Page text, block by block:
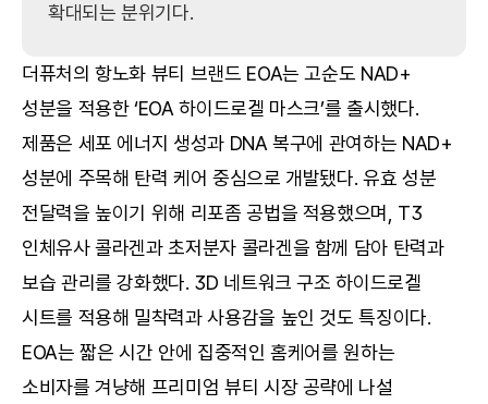
확대되는 분위기다.
더퓨처의 항노화 뷰티 브랜드 EOA는 고순도 NAD+
성분을 적용한 ‘EOA 하이드로겔 마스크’를 출시했다.
제품은 세포 에너지 생성과 DNA 복구에 관여하는 NAD+
성분에 주목해 탄력 케어 중심으로 개발됐다. 유효 성분
전달력을 높이기 위해 리포좀 공법을 적용했으며, T3
인체유사 콜라겐과 초저분자 콜라겐을 함께 담아 탄력과
보습 관리를 강화했다. 3D 네트워크 구조 하이드로겔
시트를 적용해 밀착력과 사용감을 높인 것도 특징이다.
EOA는 짧은 시간 안에 집중적인 홈케어를 원하는
소비자를 겨냥해 프리미엄 뷰티 시장 공략에 나설